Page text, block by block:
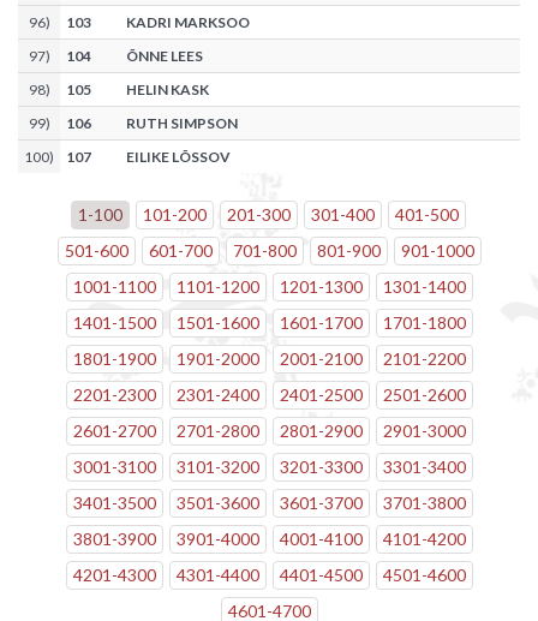
96) 103
KADRI MARKSOO
97) 104
ÕNNE LEES
98) 105
HELIN KASK
99) 106
RUTH SIMPSON
100) 107 EILIKE LÕSSOV
1-100 101-200 201-300 301-400 401-500
501-600 601-700 701-800 801-900 901-1000
1001-1100 1101-1200 1201-1300 1301-1400
1401-1500 1501-1600 1601-1700 1701-1800
1801-1900 1901-2000 2001-2100 2101-2200
2201-2300 2301-2400 2401-2500 2501-2600
2601-2700 2701-2800 2801-2900 2901-3000
3001-3100 3101-3200 3201-3300 3301-3400
3401-3500 3501-3600 3601-3700 3701-3800
3801-3900 3901-4000 4001-4100 4101-4200
4201-4300 4301-4400 4401-4500 4501-4600
4601-4700